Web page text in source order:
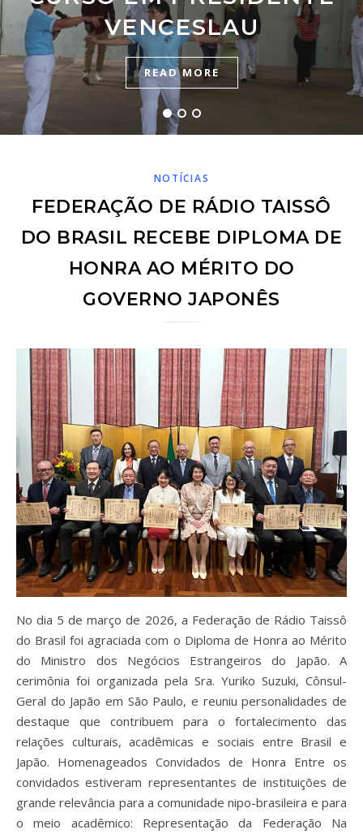
VENCESLAU
READ MORE
ORDINÁRIA
READ MORE
CAPACITAÇÃO /
CERTIFICAÇÃO
READ MORE
NOTÍCIAS
FEDERAÇÃO DE RÁDIO TAISSÔ
DO BRASIL RECEBE DIPLOMA DE
HONRA AO MÉRITO DO
GOVERNO JAPONÊS
No dia 5 de março de 2026, a Federação de Rádio Taissô
do Brasil foi agraciada com o Diploma de Honra ao Mérito
do Ministro dos Negócios Estrangeiros do Japão. A
cerimônia foi organizada pela Sra. Yuriko Suzuki, Cônsul-
Geral do Japão em São Paulo, e reuniu personalidades de
destaque que contribuem para o fortalecimento das
relações culturais, acadêmicas e sociais entre Brasil e
Japão. Homenageados Convidados de Honra Entre os
convidados estiveram representantes de instituições de
grande relevância para a comunidade nipo-brasileira e para
o meio acadêmico: Representação da Federação Na